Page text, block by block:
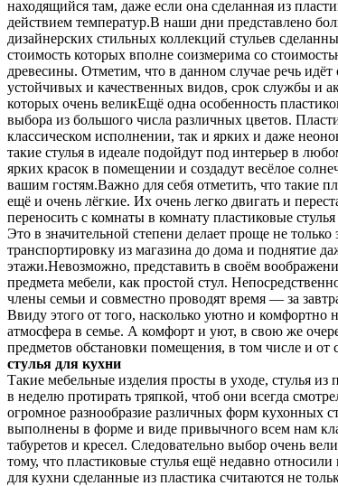
находящийся там, даже если она сделанная из
действием температур.В наши дни представлено
дизайнерских стильных коллекций стульев
стоимость которых вполне соизмерима со
древесины. Отметим, что в данном случае речь
устойчивых и качественных видов, срок службы и
которых очень великЕщё одна особенность
выбора из большого числа различных цветов.
классическом исполнении, так и ярких и даже
такие стулья в идеале подойдут под интерьер в
ярких красок в помещении и создадут весёлое
вашим гостям.Важно для себя отметить, что такие
ещё и очень лёгкие. Их очень легко двигать и
переносить с комнаты в комнату пластиковые
Это в значительной степени делает проще не
транспортировку из магазина до дома и поднятие
этажи.Невозможно, представить в своём
предмета мебели, как простой стул.
члены семьи и совместно проводят время — за
Ввиду этого от того, насколько уютно и комфортно
атмосфера в семье. А комфорт и уют, в свою же
предметов обстановки помещения, в том числе и от
стулья для кухни
Такие мебельные изделия просты в уходе, стулья из
в неделю протирать тряпкой, чтоб они всегда
огромное разнообразие различных форм кухонных
выполнены в форме и виде привычного всем нам
табуретов и кресел. Следовательно выбор очень
тому, что пластиковые стулья ещё недавно
для кухни сделанные из пластика считаются не